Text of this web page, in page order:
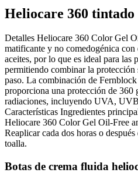
Heliocare 360 tintado
Detalles Heliocare 360 Color Gel
matificante y no comedogénica
aceites, por lo que es ideal para las
permitiendo combinar la
paso. La combinación de
proporciona una protección de 360
radiaciones, incluyendo UVA,
Características Ingredientes
Heliocare 360 Color Gel Oil-Free
Reaplicar cada dos horas o
toalla.
Botas de crema fluida